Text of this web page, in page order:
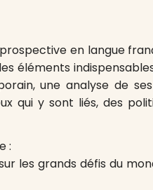
en langue
éléments
une analyse de
qui y sont liés, des
:
les grands défis du